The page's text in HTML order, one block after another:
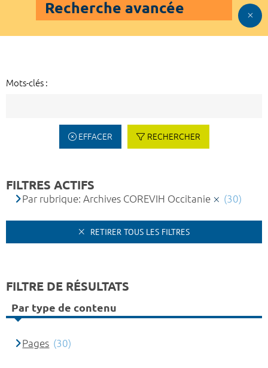
Recherche avancée
Mots-clés :
EFFACER RECHERCHER
FILTRES ACTIFS
Par rubrique: Archives COREVIH Occitanie (30)
RETIRER TOUS LES FILTRES
FILTRE DE RÉSULTATS
Par type de contenu
Pages (30)